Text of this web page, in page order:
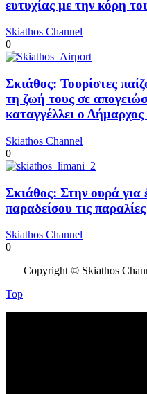
ευτυχίας με την κόρη
Skiathos Channel
0
Σκιάθος: Τουρίστες
τη ζωή τους σε
καταγγέλλει ο
Skiathos Channel
0
Σκιάθος: Στην ουρά για
παραδείσου τις
Skiathos Channel
0
Copyright © Skiathos
Top